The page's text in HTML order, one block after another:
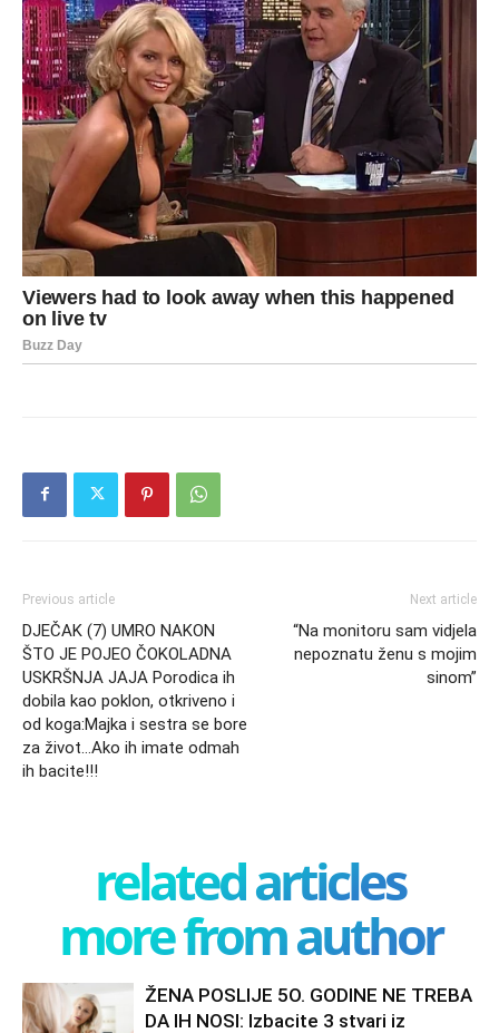
Previous article
DJEČAK (7) UMRO NAKON
ŠTO JE POJEO ČOKOLADNA
USKRŠNJA JAJA Porodica ih
dobila kao poklon, otkriveno i
od koga:Majka i sestra se bore
za život…Ako ih imate odmah
ih bacite!!!
Next article
“Na monitoru sam vidjela
nepoznatu ženu s mojim
sinom”
related articles
more from author
ŽENA POSLIJE 5O. GODINE NE TREBA
DA IH NOSI: Izbacite 3 stvari iz